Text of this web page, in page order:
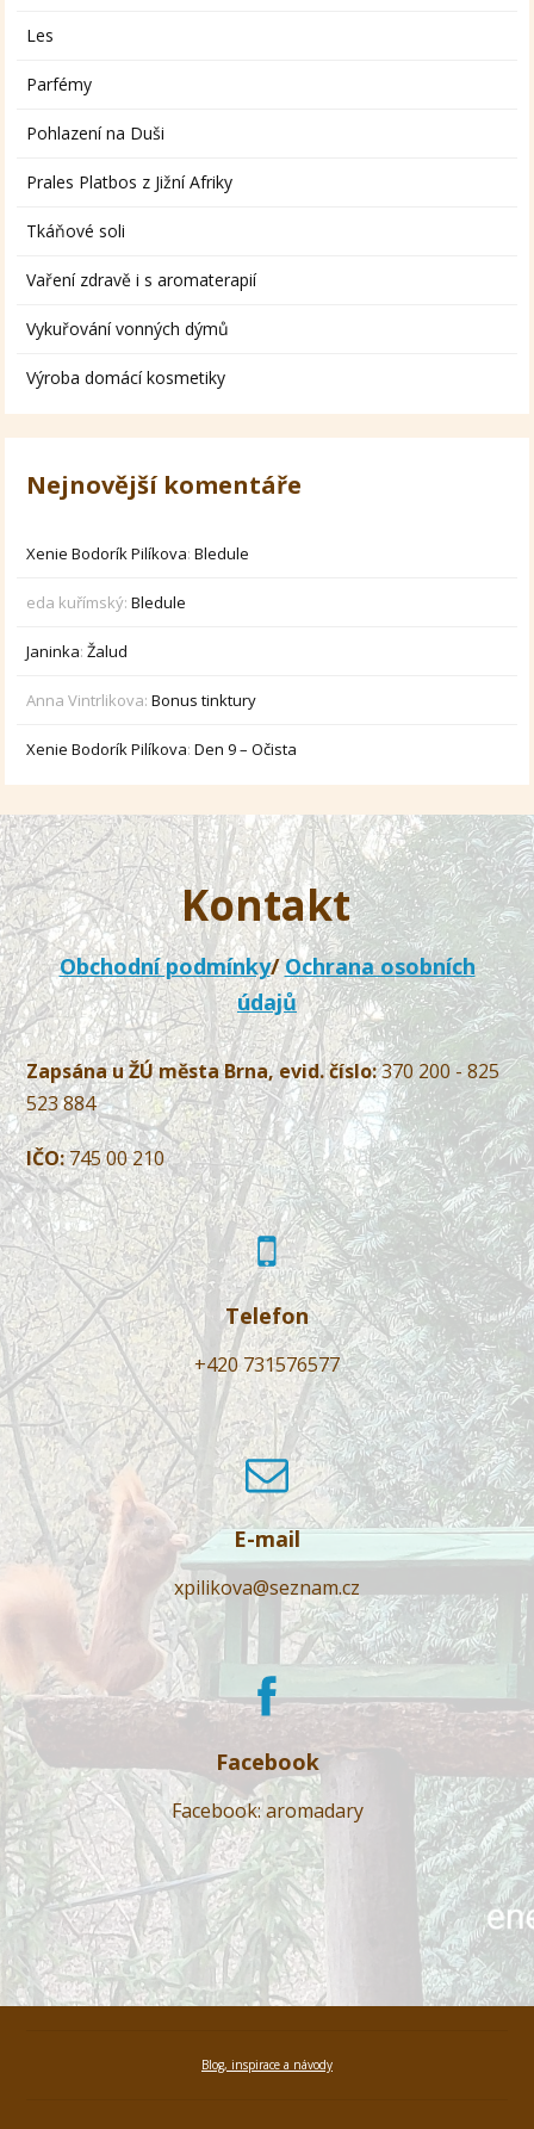
Les
Parfémy
Pohlazení na Duši
Prales Platbos z Jižní Afriky
Tkáňové soli
Vaření zdravě i s aromaterapií
Vykuřování vonných dýmů
Výroba domácí kosmetiky
Nejnovější komentáře
Xenie Bodorík Pilíkova:Bledule
eda kuřímský:Bledule
Janinka:Žalud
Anna Vintrlikova:Bonus tinktury
Xenie Bodorík Pilíkova:Den 9 – Očista
Kontakt
Obchodní podmínky/Ochrana osobních
údajů
Zapsána u ŽÚ města Brna, evid. číslo:370 200 - 825
523 884
IČO:745 00 210
Telefon
+420 731576577
E-mail
xpilikova@seznam.cz
Facebook
Facebook: aromadary
Blog, inspirace a návody